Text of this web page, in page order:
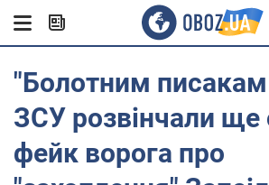
"Болотним
ЗСУ розвінчали ще
фейк ворога про